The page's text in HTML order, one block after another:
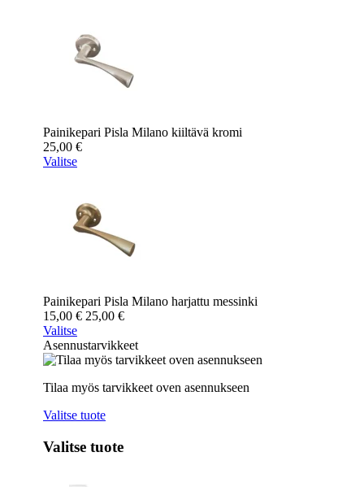
Painikepari Pisla Milano kiiltävä kromi
25,00 €
Valitse
Painikepari Pisla Milano harjattu messinki
15,00 € 25,00 €
Valitse
Asennustarvikkeet
Tilaa myös tarvikkeet oven asennukseen
Valitse tuote
Valitse tuote